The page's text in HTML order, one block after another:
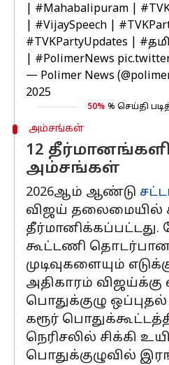
#Mahabalipuram
#VijaySpeech
#TVKPartyUpdates
#PolimerNews
— Polimer News
2025
50% % செய்தி
அம்சங்கள்
12
அம்சங்கள்
2026ஆம் ஆண்டு
விஜய் தலைமையில்
தீர்மானிக்கப்பட்டது.
கூட்டணி
முடிவுகளையும்
அதிகாரம் விஜய்க்கு
பொதுக்குழு
கரூர்
நெரிசலில் சிக்கி
பொதுக்குழுவில்